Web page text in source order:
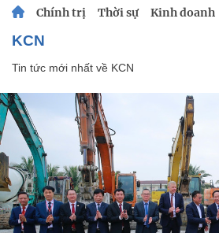
Chính trị Thời sự Kinh doanh
KCN
Tin tức mới nhất về KCN